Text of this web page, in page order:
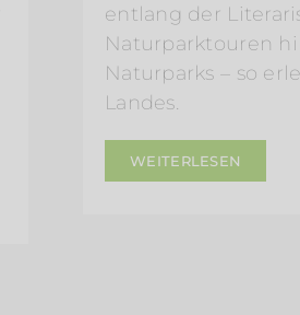
entlang der
Naturparktouren
Naturparks – so
Landes.
WEITERLESEN